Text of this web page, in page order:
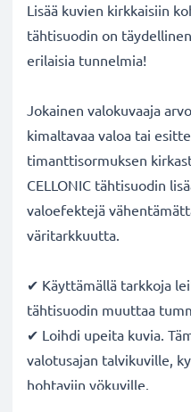
Lisää kuvien kirkkaisiin
tähtisuodin on
erilaisia tunnelmia!
Jokainen valokuvaaja
kimaltavaa valoa tai
timanttisormuksen
CELLONIC tähtisuodin
valoefektejä
väritarkkuutta.
✔ Käyttämällä tarkkoja
tähtisuodin muuttaa
✔ Loihdi upeita kuvia.
valotusajan talvikuville,
hohtaviin yökuville.